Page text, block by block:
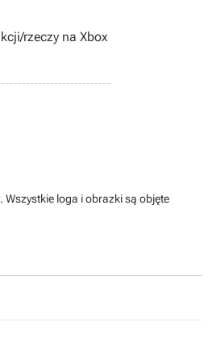
rzeczy na Xbox
loga i obrazki są objęte